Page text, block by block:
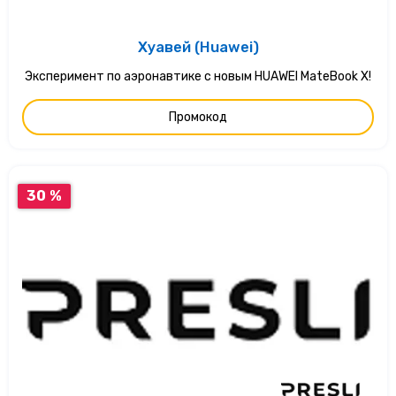
Хуавей (Huawei)
Эксперимент по аэронавтике с новым HUAWEI MateBook X!
Промокод
30 %